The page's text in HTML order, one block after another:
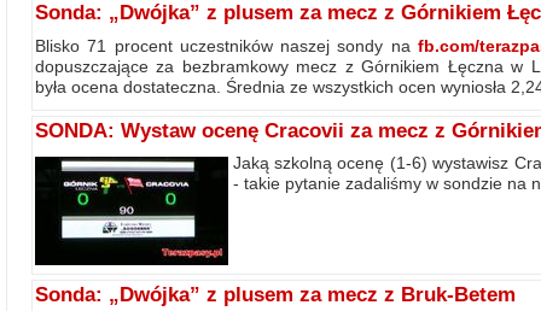
Sonda: „Dwójka” z plusem za mecz z Górnikiem
Blisko 71 procent uczestników naszej sondy na fb.com/
dopuszczające za bezbramkowy mecz z Górnikiem Łęczna w
była ocena dostateczna. Średnia ze wszystkich ocen wyniosła
SONDA: Wystaw ocenę Cracovii za mecz z
Jaką szkolną ocenę (1-6) wystawisz
- takie pytanie zadaliśmy w sondzie na
Sonda: „Dwójka” z plusem za mecz z Bruk-Betem